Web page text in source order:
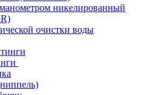
никелированный
очистки воды